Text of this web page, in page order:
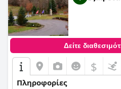
Δείτε
$
Πληροφορίες